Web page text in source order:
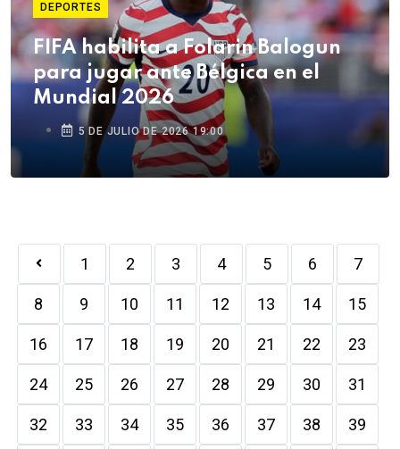
DEPORTES
FIFA habilita a Folarin Balogun
para jugar ante Bélgica en el
Mundial 2026
5 DE JULIO DE 2026 19:00
1 2 3 4 5 6 7
8 9 10 11 12 13 14 15
16 17 18 19 20 21 22 23
24 25 26 27 28 29 30 31
32 33 34 35 36 37 38 39